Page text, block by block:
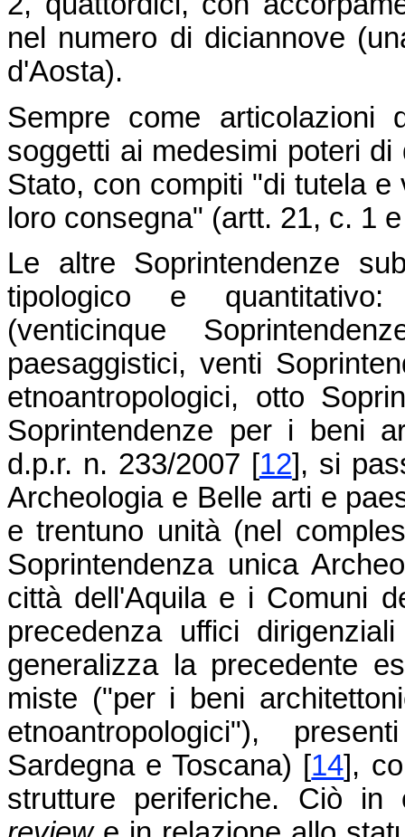
nel numero di diciannove
d'Aosta).
Sempre come articolazioni
soggetti ai medesimi poteri
Stato, con compiti "di tutela
loro consegna" (artt. 21, c. 1
Le altre Soprintendenze
tipologico e
(venticinque
paesaggistici, venti
etnoantropologici, otto
Soprintendenze per i beni
d.p.r. n. 233/2007 [12] , si
Archeologia e Belle arti e
e trentuno unità (nel
Soprintendenza unica
città dell'Aquila e i Comuni
precedenza uffici
generalizza la precedente
miste ("per i beni
etnoantropologici"),
Sardegna e Toscana) [14] ,
strutture periferiche. Ciò